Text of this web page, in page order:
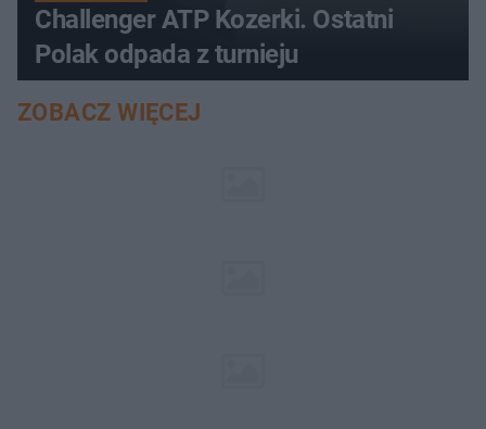
Challenger ATP Kozerki. Ostatni
Polak odpada z turnieju
ZOBACZ WIĘCEJ